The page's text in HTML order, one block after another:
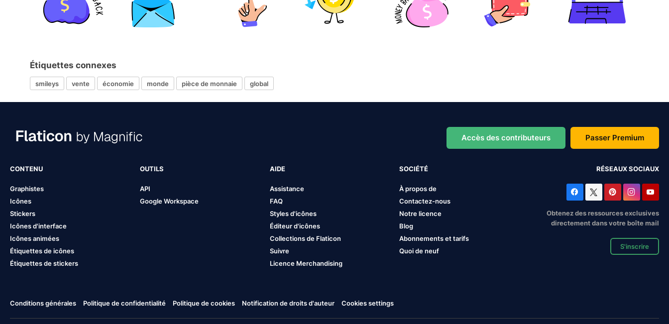
Étiquettes connexes
smileys vente économie monde pièce de monnaie global
Accès des contributeurs Passer Premium
CONTENU
Graphistes
Icônes
Stickers
Icônes d'interface
Icônes animées
Étiquettes de icônes
Étiquettes de stickers
OUTILS
API
Google Workspace
AIDE
Assistance
FAQ
Styles d'icônes
Éditeur d'icônes
Collections de Flaticon
Suivre
Licence Merchandising
SOCIÉTÉ
À propos de
Contactez-nous
Notre licence
Blog
Abonnements et tarifs
Quoi de neuf
RÉSEAUX SOCIAUX
Obtenez des ressources exclusives
directement dans votre boîte mail
S'inscrire
Conditions générales Politique de confidentialité Politique de cookies Notification de droits d'auteur Cookies settings